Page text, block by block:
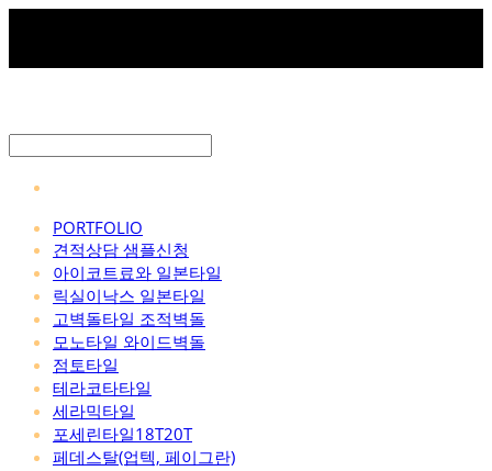
PORTFOLIO
견적상담 샘플신청
아이코트료와 일본타일
릭실이낙스 일본타일
고벽돌타일 조적벽돌
모노타일 와이드벽돌
점토타일
테라코타타일
세라믹타일
포세린타일18T20T
페데스탈(업텍, 페이그란)